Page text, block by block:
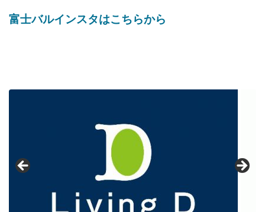
富士バルインスタはこちらから